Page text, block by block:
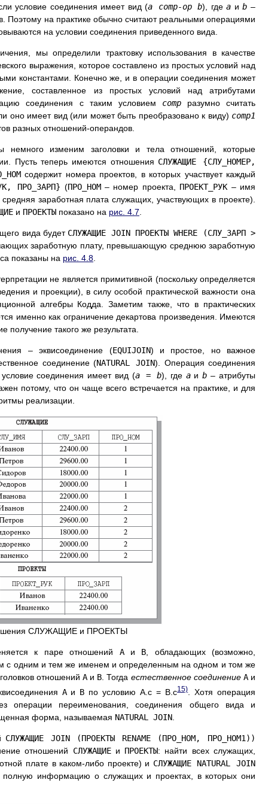
условие соединения имеет вид (a comp-op b), гдеa иb –
Поэтому на практике обычно считают реальными операциями
на условии соединения приведенного вида.
мы определили трактовку использования в качестве
выражения, которое составлено из простых условий над
константами. Конечно же, и в операции соединения может
составленное из простых условий над атрибутами
соединения с таким условием compразумно считать
оно имеет вид (или может быть преобразовано к виду) comp1
разных отношений-операндов.
немного изменим заголовки и тела отношений, которые
Пусть теперь имеются отношения СЛУЖАЩИЕ {СЛУ_НОМЕР,
содержит номера проектов, в которых участвует каждый
ПРО_ЗАРП} (ПРО_НОМ– номер проекта, ПРОЕКТ_РУК – имя
заработная плата служащих, участвующих в проекте).
и ПРОЕКТЫ показано на рис. 4.7
вида будет СЛУЖАЩИЕ JOIN ПРОЕКТЫ WHERE (СЛУ_ЗАРП >
заработную плату, превышающую среднюю заработную
показаны на рис. 4.8
не является примитивной (поскольку определяется
и проекции), в силу особой практической важности она
алгебры Кодда. Заметим также, что в практических
именно как ограничение декартова произведения. Имеются
такого же результата.
– эквисоединение (EQUIJOIN) и простое, но важное
соединение (NATURAL JOIN). Операция соединения
соединения имеет вид (a = b), где aиb – атрибуты
потому, что он чаще всего встречается на практике, и для
реализации.
СЛУЖАЩИЕ и ПРОЕКТЫ
к паре отношений Aи B , обладающих (возможно,
с одним и тем же именем и определенным на одном и том же
отношенийA и B . Тогда естественное соединение Aи
Aи B по условию A.c = B.c15). Хотя операция
операции переименования, соединения общего вида и
форма, называемая NATURAL JOIN
СЛУЖАЩИЕ JOIN (ПРОЕКТЫ RENAME (ПРО_НОМ, ПРО_НОМ1))
отношений СЛУЖАЩИЕи ПРОЕКТЫ: найти всех служащих,
плате в каком-либо проекте) и СЛУЖАЩИЕ NATURAL JOIN
полную информацию о служащих и проектах, в которых они